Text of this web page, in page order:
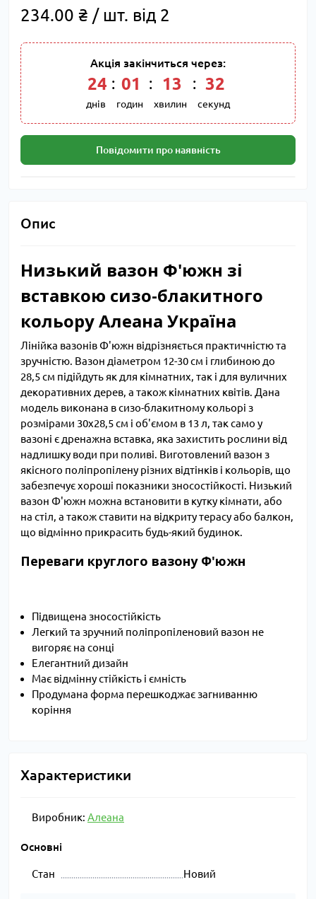
234.00 ₴ / шт. від 2
Акція закінчиться через:
24
днів
: 01
годин
: 13
хвилин
: 32
секунд
Повідомити про наявність
Опис
Низький вазон Ф'южн зі
вставкою сизо-блакитного
кольору Алеана Україна
Лінійка вазонів Ф'южн відрізняється практичністю та
зручністю. Вазон діаметром 12-30 см і глибиною до
28,5 см підійдуть як для кімнатних, так і для вуличних
декоративних дерев, а також кімнатних квітів. Дана
модель виконана в сизо-блакитному кольорі з
розмірами 30х28,5 см і об'ємом в 13 л, так само у
вазоні є дренажна вставка, яка захистить рослини від
надлишку води при поливі. Виготовлений вазон з
якісного поліпропілену різних відтінків і кольорів, що
забезпечує хороші показники зносостійкості. Низький
вазон Ф'южн можна встановити в кутку кімнати, або
на стіл, а також ставити на відкриту терасу або балкон,
що відмінно прикрасить будь-який будинок.
Переваги круглого вазону Ф'южн
Підвищена зносостійкість
Легкий та зручний поліпропіленовий вазон не
вигоряє на сонці
Елегантний дизайн
Має відмінну стійкість і ємність
Продумана форма перешкоджає загниванню
коріння
Характеристики
Виробник: Алеана
Основні
Стан Новий